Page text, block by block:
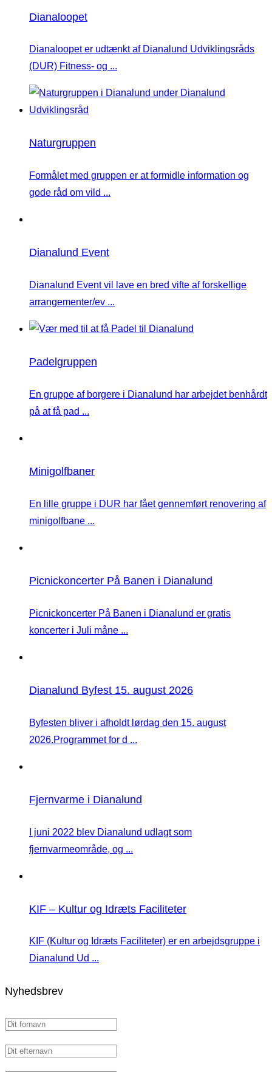
Dianaloopet
Dianaloopet er udtænkt af Dianalund Udviklingsråds
(DUR) Fitness- og ...
Naturgruppen
Formålet med gruppen er at formidle information og
gode råd om vild ...
Dianalund Event
Dianalund Event vil lave en bred vifte af forskellige
arrangementer/ev ...
Padelgruppen
En gruppe af borgere i Dianalund har arbejdet benhårdt
på at få pad ...
Minigolfbaner
En lille gruppe i DUR har fået gennemført renovering af
minigolfbane ...
Picnickoncerter På Banen i Dianalund
Picnickoncerter På Banen i Dianalund er gratis
koncerter i Juli måne ...
Dianalund Byfest 15. august 2026
Byfesten bliver i afholdt lørdag den 15. august
2026.Programmet for d ...
Fjernvarme i Dianalund
I juni 2022 blev Dianalund udlagt som
fjernvarmeområde, og ...
KIF – Kultur og Idræts Faciliteter
KIF (Kultur og Idræts Faciliteter) er en arbejdsgruppe i
Dianalund Ud ...
Nyhedsbrev